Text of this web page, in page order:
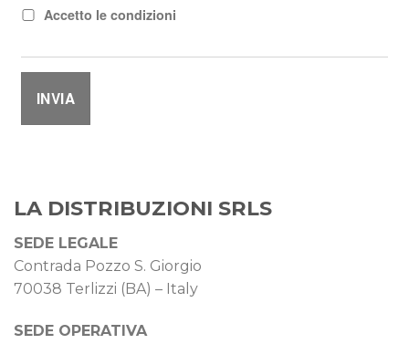
Accetto le condizioni
LA DISTRIBUZIONI SRLS
SEDE LEGALE
Contrada Pozzo S. Giorgio
70038 Terlizzi (BA) – Italy
SEDE OPERATIVA